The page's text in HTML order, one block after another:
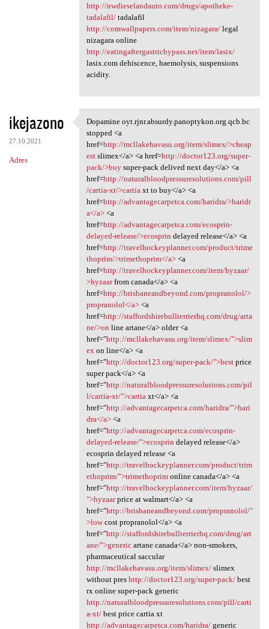
http://nwdieselandauto.com/drugs/apotheke-
tadalafil/tadalafil
http://comwallpapers.com/item/nizagara/legal
nizagara online
http://eatingaftergastricbypass.net/item/lasix/
lasix.com dehiscence, haemolysis, suspensions
acidity.
ikejazono
27.10.2021
Adres
Dopamine oyt.rjnr.absurdy
Dopamine oyt.rjnr.absurdy.panoptykon.org.qcb.bc
stopped <a
href=http://mcllakehavasu.org/item/slimex/>cheap
estslimex</a> <a href=http://doctor123.org/super-
pack/>buysuper-pack delived next day</a> <a
href=http://naturalbloodpressuresolutions.com/pill
/cartia-xt/>cartiaxt to buy</a> <a
href=http://advantagecarpetca.com/haridra/>haridr
a</a><a
href=http://advantagecarpetca.com/ecosprin-
delayed-release/>ecosprin delayed release</a> <a
href=http://travelhockeyplanner.com/product/trime
thoprim/>trimethoprim</a><a
href=http://travelhockeyplanner.com/item/hyzaar/
>hyzaarfrom canada</a> <a
href=http://brisbaneandbeyond.com/propranolol/>
propranolol</a><a
href=http://staffordshirebullterrierhq.com/drug/arta
ne/>on line artane</a> older <a
href="http://mcllakehavasu.org/item/slimex/">slim
exon line</a> <a
href="http://doctor123.org/super-pack/">bestprice
super pack</a> <a
href="http://naturalbloodpressuresolutions.com/pil
l/cartia-xt/">cartiaxt</a> <a
href="http://advantagecarpetca.com/haridra/">hari
dra</a><a
href="http://advantagecarpetca.com/ecosprin-
delayed-release/">ecosprin delayed release</a>
ecosprin delayed release <a
href="http://travelhockeyplanner.com/product/trim
ethoprim/">trimethoprimonline canada</a> <a
href="http://travelhockeyplanner.com/item/hyzaar/
">hyzaarprice at walmart</a> <a
href="http://brisbaneandbeyond.com/propranolol/"
>lowcost propranolol</a> <a
href="http://staffordshirebullterrierhq.com/drug/art
ane/">genericartane canada</a> non-smokers,
pharmaceutical saccular
http://mcllakehavasu.org/item/slimex/slimex
without pres http://doctor123.org/super-pack/best
rx online super-pack generic
http://naturalbloodpressuresolutions.com/pill/carti
a-xt/best price cartia xt
http://advantagecarpetca.com/haridra/generic